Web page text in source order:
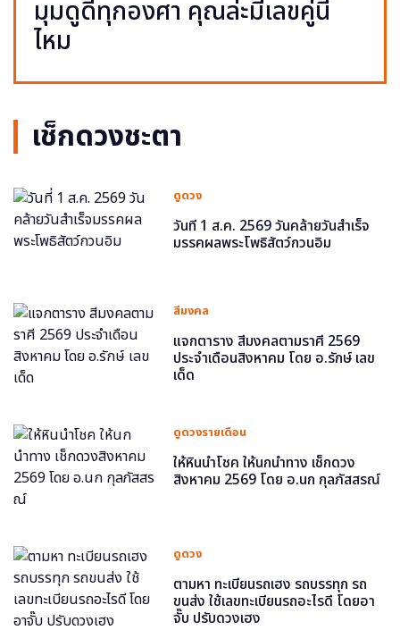
มุมดูดีทุกองศา คุณล่ะมีเลขคู่นี้
ไหม
เช็กดวงชะตา
ดูดวง
วันที่ 1 ส.ค. 2569 วันคล้ายวันสำเร็จ
มรรคผลพระโพธิสัตว์กวนอิม
สีมงคล
แจกตาราง สีมงคลตามราศี 2569
ประจำเดือนสิงหาคม โดย อ.รักษ์ เลข
เด็ด
ดูดวงรายเดือน
ให้หินนำโชค ให้นกนำทาง เช็กดวง
สิงหาคม 2569 โดย อ.นก กุลภัสสรณ์
ดูดวง
ตามหา ทะเบียนรถเฮง รถบรรทุก รถ
ขนส่ง ใช้เลขทะเบียนรถอะไรดี โดยอา
จั๊บ ปรับดวงเฮง